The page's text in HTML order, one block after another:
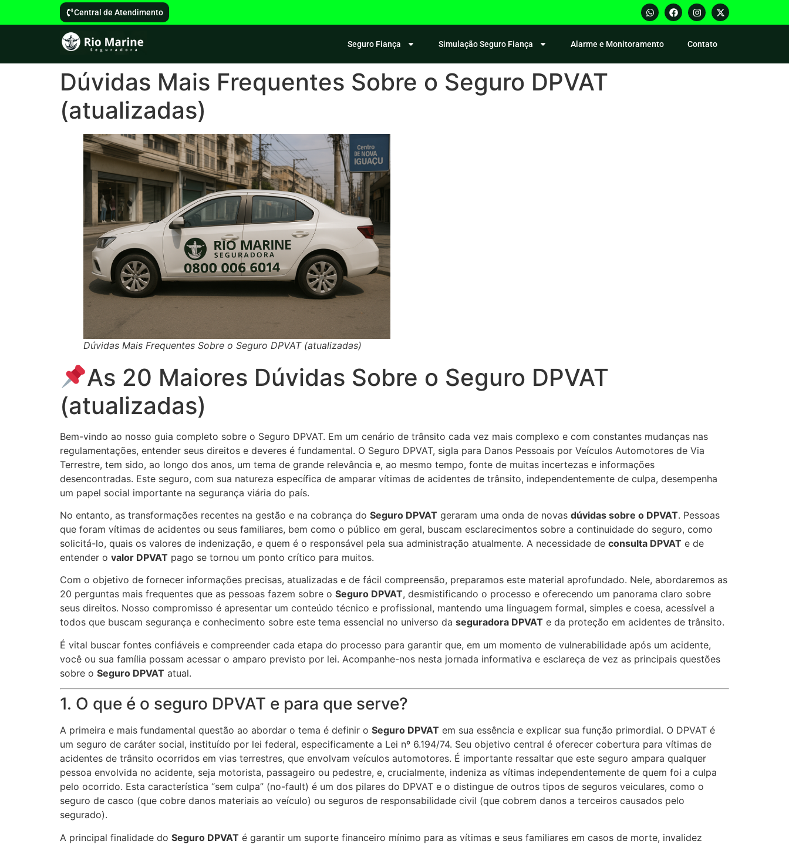
Central de Atendimento
Seguro Fiança Simulação Seguro Fiança Alarme e Monitoramento Contato
Dúvidas Mais Frequentes Sobre o Seguro DPVAT
(atualizadas)
Dúvidas Mais Frequentes Sobre o Seguro DPVAT (atualizadas)
As 20 Maiores Dúvidas Sobre o Seguro DPVAT
(atualizadas)
Bem-vindo ao nosso guia completo sobre o Seguro DPVAT. Em um cenário de trânsito cada vez mais complexo e com constantes mudanças nas
regulamentações, entender seus direitos e deveres é fundamental. O Seguro DPVAT, sigla para Danos Pessoais por Veículos Automotores de Via
Terrestre, tem sido, ao longo dos anos, um tema de grande relevância e, ao mesmo tempo, fonte de muitas incertezas e informações
desencontradas. Este seguro, com sua natureza específica de amparar vítimas de acidentes de trânsito, independentemente de culpa, desempenha
um papel social importante na segurança viária do país.
No entanto, as transformações recentes na gestão e na cobrança do Seguro DPVAT geraram uma onda de novas dúvidas sobre o DPVAT. Pessoas
que foram vítimas de acidentes ou seus familiares, bem como o público em geral, buscam esclarecimentos sobre a continuidade do seguro, como
solicitá-lo, quais os valores de indenização, e quem é o responsável pela sua administração atualmente. A necessidade de consulta DPVAT e de
entender o valor DPVAT pago se tornou um ponto crítico para muitos.
Com o objetivo de fornecer informações precisas, atualizadas e de fácil compreensão, preparamos este material aprofundado. Nele, abordaremos as
20 perguntas mais frequentes que as pessoas fazem sobre o Seguro DPVAT, desmistificando o processo e oferecendo um panorama claro sobre
seus direitos. Nosso compromisso é apresentar um conteúdo técnico e profissional, mantendo uma linguagem formal, simples e coesa, acessível a
todos que buscam segurança e conhecimento sobre este tema essencial no universo da seguradora DPVAT e da proteção em acidentes de trânsito.
É vital buscar fontes confiáveis e compreender cada etapa do processo para garantir que, em um momento de vulnerabilidade após um acidente,
você ou sua família possam acessar o amparo previsto por lei. Acompanhe-nos nesta jornada informativa e esclareça de vez as principais questões
sobre o Seguro DPVAT atual.
1. O que é o seguro DPVAT e para que serve?
A primeira e mais fundamental questão ao abordar o tema é definir o Seguro DPVAT em sua essência e explicar sua função primordial. O DPVAT é
um seguro de caráter social, instituído por lei federal, especificamente a Lei nº 6.194/74. Seu objetivo central é oferecer cobertura para vítimas de
acidentes de trânsito ocorridos em vias terrestres, que envolvam veículos automotores. É importante ressaltar que este seguro ampara qualquer
pessoa envolvida no acidente, seja motorista, passageiro ou pedestre, e, crucialmente, indeniza as vítimas independentemente de quem foi a culpa
pelo ocorrido. Esta característica “sem culpa” (no-fault) é um dos pilares do DPVAT e o distingue de outros tipos de seguros veiculares, como o
seguro de casco (que cobre danos materiais ao veículo) ou seguros de responsabilidade civil (que cobrem danos a terceiros causados pelo
segurado).
A principal finalidade do Seguro DPVAT é garantir um suporte financeiro mínimo para as vítimas e seus familiares em casos de morte, invalidez